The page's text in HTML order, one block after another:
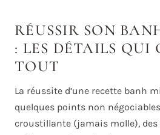
RÉUSSIR SON
: LES DÉTAILS QUI
TOUT
La réussite d’une recette banh
quelques points non
croustillante (jamais molle),